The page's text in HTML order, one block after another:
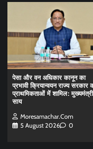
पेसा और वन अधिकार कानून का
प्रभावी क्रियान्वयन राज्य सरकार
प्राथमिकताओं में शामिल: मुख्यमंत्री
साय
Moresamachar.com
5 August 2026
0